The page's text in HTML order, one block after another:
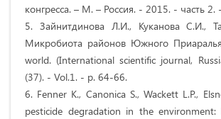
конгресса. – М. – Россия. - 2015. - часть 2.
5. Зайнитдинова Л.И., Куканова С.И.,
Микробиота районов Южного
world. (International scientific journal,
(37). - Vol.1. - p. 64-66.
6. Fenner K., Canonica S., Wackett L.P.,
pesticide degradation in the